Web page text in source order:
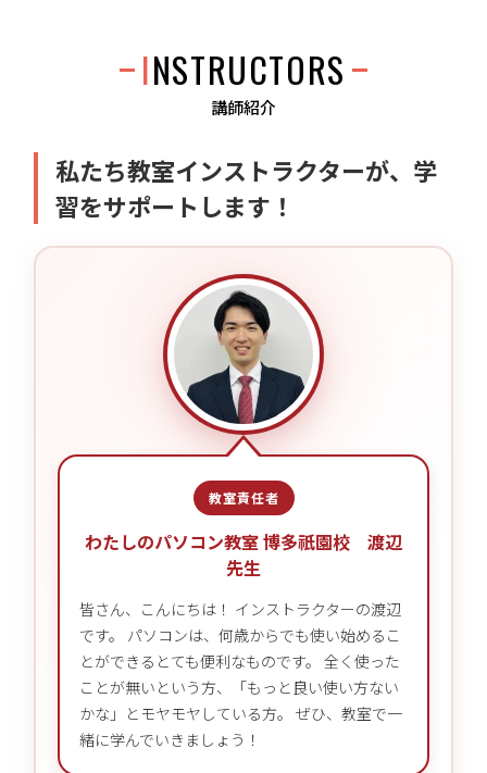
INSTRUCTORS
講師紹介
私たち教室インストラクターが、学
習をサポートします！
教室責任者
わたしのパソコン教室 博多祇園校 渡辺
先生
皆さん、こんにちは！ インストラクターの渡辺
です。 パソコンは、何歳からでも使い始めるこ
とができるとても便利なものです。 全く使った
ことが無いという方、「もっと良い使い方ない
かな」とモヤモヤしている方。 ぜひ、教室で一
緒に学んでいきましょう！